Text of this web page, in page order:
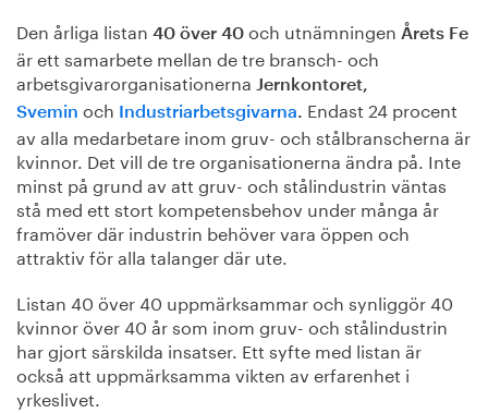
Den årliga listan 40 över 40 och utnämningen Årets Fe
är ett samarbete mellan de tre bransch- och
arbetsgivarorganisationerna Jernkontoret,
Svemin och Industriarbetsgivarna. Endast 24 procent
av alla medarbetare inom gruv- och stålbranscherna är
kvinnor. Det vill de tre organisationerna ändra på. Inte
minst på grund av att gruv- och stålindustrin väntas
stå med ett stort kompetensbehov under många år
framöver där industrin behöver vara öppen och
attraktiv för alla talanger där ute.
Listan 40 över 40 uppmärksammar och synliggör 40
kvinnor över 40 år som inom gruv- och stålindustrin
har gjort särskilda insatser. Ett syfte med listan är
också att uppmärksamma vikten av erfarenhet i
yrkeslivet.